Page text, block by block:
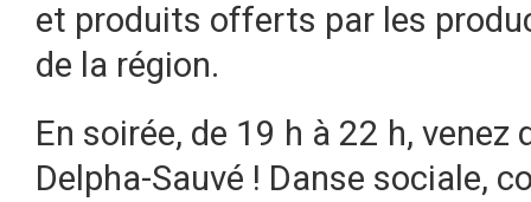
et produits offerts par les
de la région.
En soirée, de 19 h à 22 h,
Delpha-Sauvé ! Danse sociale,